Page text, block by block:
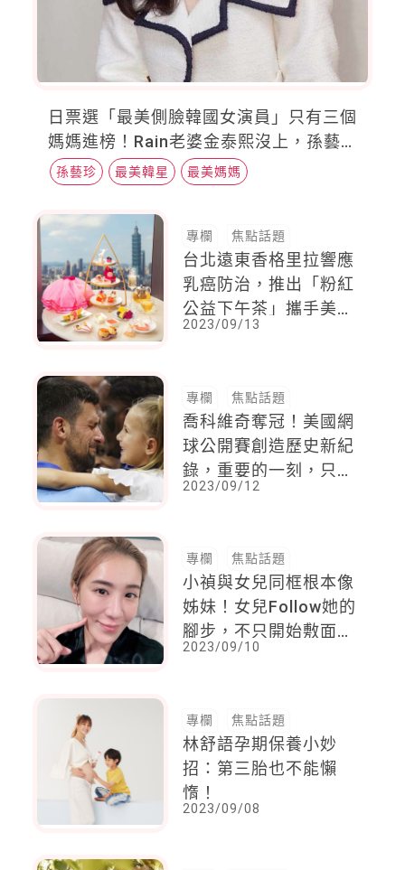
日票選「最美側臉韓國女演員」只有三個
媽媽進榜！Rain老婆金泰熙沒上，孫藝珍
輸給這位「韓劇女王」
孫藝珍 最美韓星 最美媽媽
專欄 焦點話題
台北遠東香格里拉響應
乳癌防治，推出「粉紅
公益下午茶」攜手美麗
佳人做公益!
2023/09/13
專欄 焦點話題
喬科維奇奪冠！美國網
球公開賽創造歷史新紀
錄，重要的一刻，只顧
著找女兒，緊緊擁抱
2023/09/12
專欄 焦點話題
小禎與女兒同框根本像
姊妹！女兒Follow她的
腳步，不只開始敷面
膜，一起進健身房，更
2023/09/10
專欄 焦點話題
林舒語孕期保養小妙
招：第三胎也不能懶
惰！
2023/09/08